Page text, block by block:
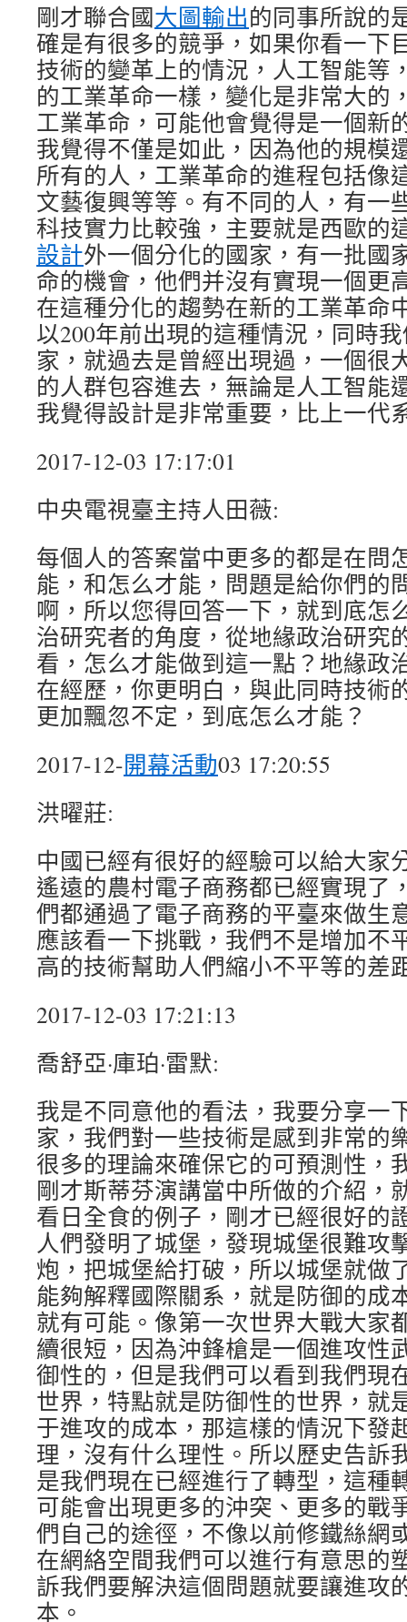
剛才聯合國大圖輸出的同事所說的
確是有很多的競爭，如果你看一下
技術的變革上的情況，人工智能等
的工業革命一樣，變化是非常大的
工業革命，可能他會覺得是一個新
我覺得不僅是如此，因為他的規模
所有的人，工業革命的進程包括像
文藝復興等等。有不同的人，有一
科技實力比較強，主要就是西歐的
設計外一個分化的國家，有一批國
命的機會，他們并沒有實現一個更
在這種分化的趨勢在新的工業革命
以200年前出現的這種情況，同時
家，就過去是曾經出現過，一個很
的人群包容進去，無論是人工智能
我覺得設計是非常重要，比上一代
2017-12-03 17:17:01
中央電視臺主持人田薇:
每個人的答案當中更多的都是在問
能，和怎么才能，問題是給你們的
啊，所以您得回答一下，就到底怎
治研究者的角度，從地緣政治研究
看，怎么才能做到這一點？地緣政
在經歷，你更明白，與此同時技術
更加飄忽不定，到底怎么才能？
2017-12-開幕活動03 17:20:55
洪曜莊:
中國已經有很好的經驗可以給大家
遙遠的農村電子商務都已經實現了
們都通過了電子商務的平臺來做生
應該看一下挑戰，我們不是增加不
高的技術幫助人們縮小不平等的差
2017-12-03 17:21:13
喬舒亞·庫珀·雷默:
我是不同意他的看法，我要分享一
家，我們對一些技術是感到非常的
很多的理論來確保它的可預測性，
剛才斯蒂芬演講當中所做的介紹，
看日全食的例子，剛才已經很好的
人們發明了城堡，發現城堡很難攻
炮，把城堡給打破，所以城堡就做
能夠解釋國際關系，就是防御的成
就有可能。像第一次世界大戰大家
續很短，因為沖鋒槍是一個進攻性
御性的，但是我們可以看到我們現
世界，特點就是防御性的世界，就
于進攻的成本，那這樣的情況下發
理，沒有什么理性。所以歷史告訴
是我們現在已經進行了轉型，這種
可能會出現更多的沖突、更多的戰
們自己的途徑，不像以前修鐵絲網
在網絡空間我們可以進行有意思的
訴我們要解決這個問題就要讓進攻
本。